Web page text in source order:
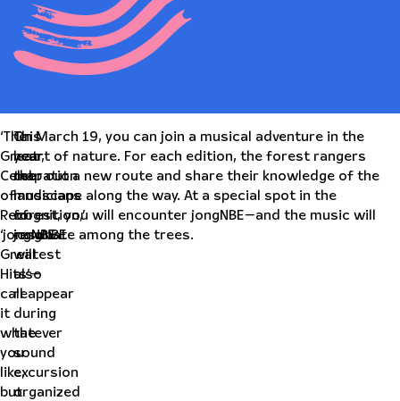
‘The
Great
Celebration
of
Recognition,’
‘jongNBE
Greatest
Hits’—
call
it
whatever
you
like,
but
This
year,
the
musicians
of
jongNBE
will
also
reappear
during
the
sound
excursion
organized
On March 19, you can join a musical adventure in the
heart of nature. For each edition, the forest rangers
map out a new route and share their knowledge of the
landscape along the way. At a special spot in the
forest, you will encounter jongNBE—and the music will
resonate among the trees.